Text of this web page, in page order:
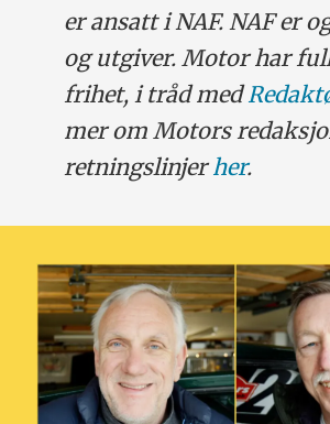
er ansatt i NAF. NAF er
og utgiver. Motor har
frihet, i tråd med
mer om Motors
retningslinjerher.